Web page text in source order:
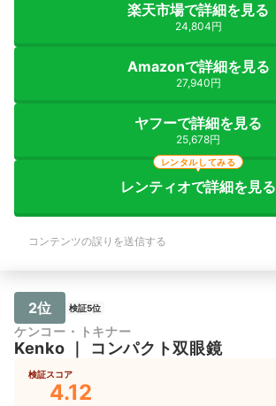
楽天市場で詳細を見る
24,804円
Amazonで詳細を見る
27,940円
ヤフーで詳細を見る
25,678円
レンティオで詳細を見る
レンタルしてみる
コンテンツの誤りを送信する
2位 検証5位
ケンコー・トキナー
Kenko コンパクト双眼鏡
検証スコア
4.12